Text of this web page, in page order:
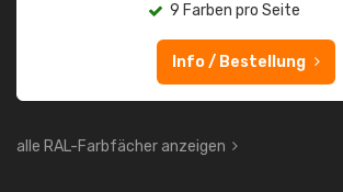
9 Farben pro Seite
Info / Bestellung
alle RAL-Farbfächer anzeigen